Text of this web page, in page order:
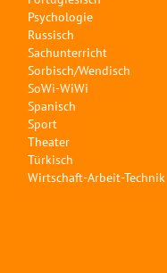
Psychologie
Russisch
Sachunterricht
Sorbisch/Wendisch
SoWi-WiWi
Spanisch
Sport
Theater
Türkisch
Wirtschaft-Arbeit-Technik